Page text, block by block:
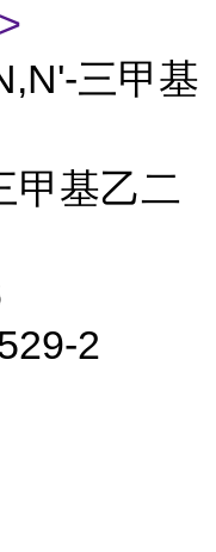
三甲基
甲基乙二
2